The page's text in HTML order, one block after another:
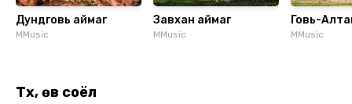
Дундговь аймаг
MMusic
Завхан аймаг
MMusic
Говь-
MMusic
Түүх, өв соёл